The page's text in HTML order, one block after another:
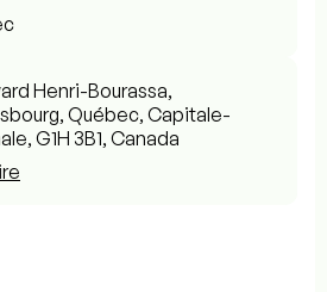
Henri-Bourassa,
Québec, Capitale-
G1H 3B1, Canada